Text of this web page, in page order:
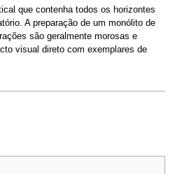
que contenha todos os horizontes
A preparação de um monólito de
são geralmente morosas e
visual direto com exemplares de